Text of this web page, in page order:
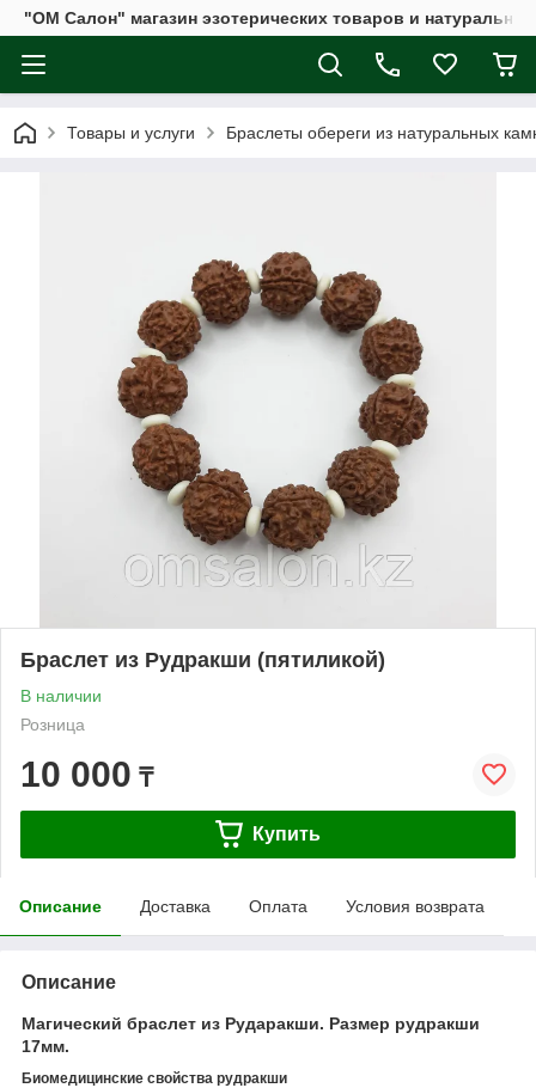
"ОМ Салон" магазин эзотерических товаров и
Товары и услуги Браслеты обереги из натуральных
Браслет из Рудракши (пятиликой)
В наличии
Розница
10 000 ₸
Купить
Описание Доставка Оплата Условия возврата
Описание
Магический браслет из Рударакши. Размер рудракши
17мм.
Биомедицинские свойства рудракши